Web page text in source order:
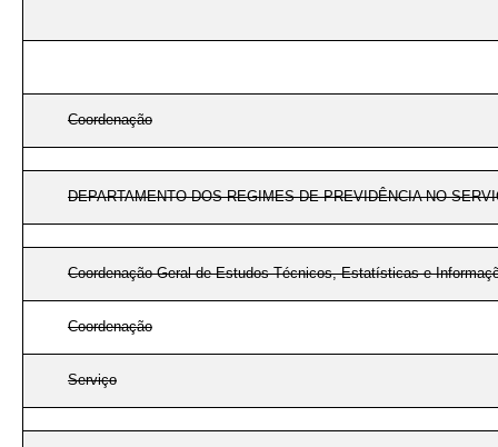
Coordenação
DEPARTAMENTO DOS REGIMES DE PREVIDÊNCIA NO
Coordenação-Geral de Estudos Técnicos, Estatísticas e
Coordenação
Serviço